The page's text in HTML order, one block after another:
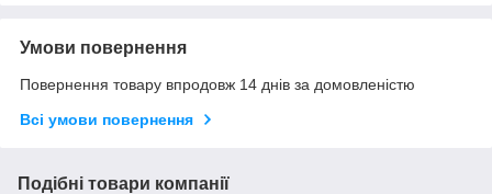
Умови повернення
Повернення товару впродовж 14 днів за домовленістю
Всі умови повернення
Подібні товари компанії